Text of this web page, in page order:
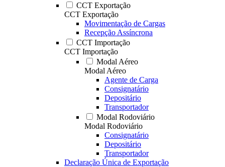
CCT Exportação
CCT Exportação
Movimentação de Cargas
Recepção Assíncrona
CCT Importação
CCT Importação
Modal Aéreo
Modal Aéreo
Agente de Carga
Consignatário
Depositário
Transportador
Modal Rodoviário
Modal Rodoviário
Consignatário
Depositário
Transportador
Declaração Única de Exportação